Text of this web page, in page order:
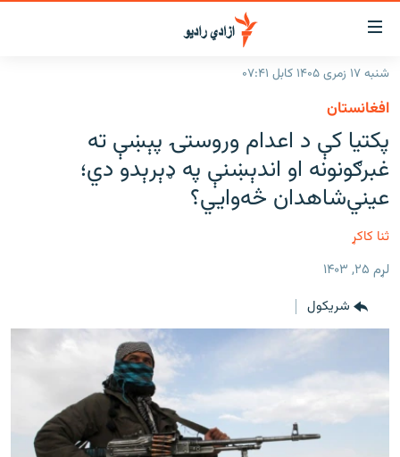
د
لاسرسۍ
وړ
لېنکونه
متن
ته
ورتلل
اصلي
مېنو
ته
ورتلل
پاڼې
مراجعه
راپورونه
افغانستان
سیمه
خبرونه
افغانستان
د خپرونو جدول
مرکې
ورزش
'کووېډ-۱۹'
اړیکه
شنبه ۱۷ زمری ۱۴۰۵ کابل ۰۷:۴۱
افغانستان
پکتيا کې د اعدام وروستۍ پېښې ته
غبرګونونه او اندېښنې په ډېرېدو دي؛
عيني‌شاهدان څه‌وايي؟
ثنا کاکړ
لړم ۲۵, ۱۴۰۳
شريکول